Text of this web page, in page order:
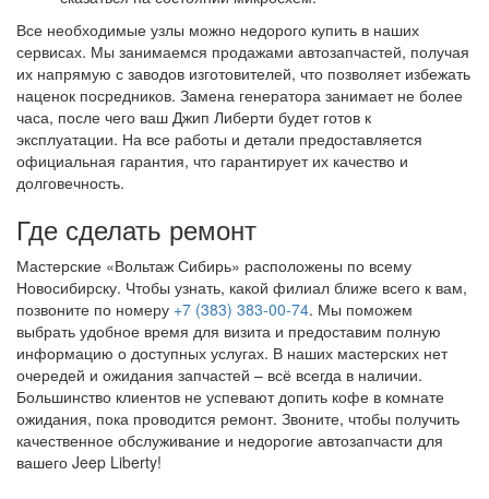
Все необходимые узлы можно недорого купить в наших
сервисах. Мы занимаемся продажами автозапчастей, получая
их напрямую с заводов изготовителей, что позволяет избежать
наценок посредников. Замена генератора занимает не более
часа, после чего ваш Джип Либерти будет готов к
эксплуатации. На все работы и детали предоставляется
официальная гарантия, что гарантирует их качество и
долговечность.
Где сделать ремонт
Мастерские «Вольтаж Сибирь» расположены по всему
Новосибирску. Чтобы узнать, какой филиал ближе всего к вам,
позвоните по номеру +7 (383) 383-00-74. Мы поможем
выбрать удобное время для визита и предоставим полную
информацию о доступных услугах. В наших мастерских нет
очередей и ожидания запчастей – всё всегда в наличии.
Большинство клиентов не успевают допить кофе в комнате
ожидания, пока проводится ремонт. Звоните, чтобы получить
качественное обслуживание и недорогие автозапчасти для
вашего Jeep Liberty!